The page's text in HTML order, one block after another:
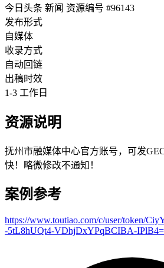
今日头条 新闻 资源编号 #96143
发布形式
自媒体
收录方式
自动回链
出稿时效
1-3 工作日
资源说明
抚州市融媒体中心官方账号，可发
快！略微修改不通知！
案例参考
https://www.toutiao.com/c/user/token/
-5tL8hUQt4-VDhjDxYPqBCIBA-